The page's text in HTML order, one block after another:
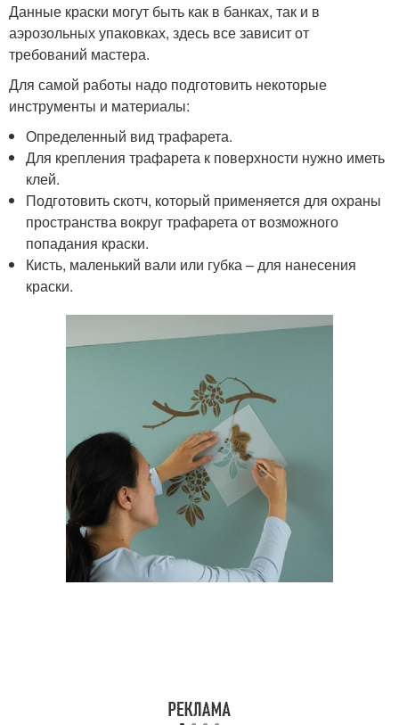
Данные краски могут быть как в банках, так и в
аэрозольных упаковках, здесь все зависит от
требований мастера.
Для самой работы надо подготовить некоторые
инструменты и материалы:
Определенный вид трафарета.
Для крепления трафарета к поверхности нужно иметь
клей.
Подготовить скотч, который применяется для охраны
пространства вокруг трафарета от возможного
попадания краски.
Кисть, маленький вали или губка – для нанесения
краски.